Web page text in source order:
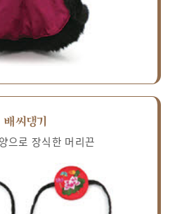
배씨댕기
으로 장식한 머리끈